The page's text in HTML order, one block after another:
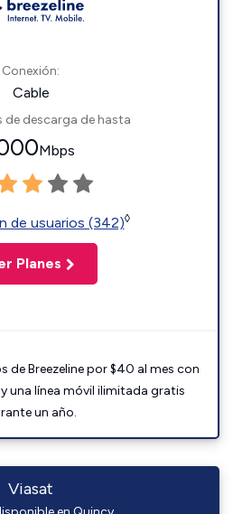
Conexión:
Cable
de descarga de hasta
Mbps
de usuarios (342)◊
Planes
de Breezeline por $40 al mes con
una línea móvil ilimitada gratis
un año.
Viasat